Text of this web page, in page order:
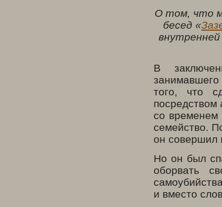
О том, что
бесед «
внутренней
В
того, что
посредством
со временем
семейство.
он совершил
Но он был
оборвать
и вместо